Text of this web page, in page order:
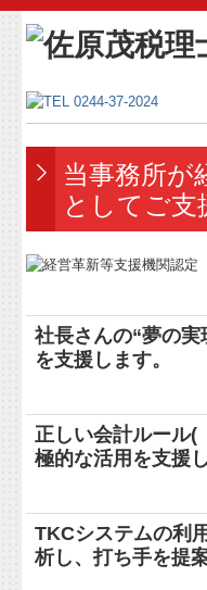
ホーム
事務所紹介
メディア掲載
セミナー案内
個人情報保護方針
業務案内
FAQ
経営者お役立ち情報
当事務所が
としてご支
社長さんの“夢の実
を支援します。
正しい会計ルール
極的な活用を支援し
TKCシステムの利
析し、打ち手を提